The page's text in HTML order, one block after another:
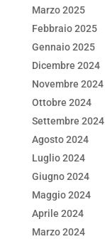
Marzo 2025
Febbraio 2025
Gennaio 2025
Dicembre 2024
Novembre 2024
Ottobre 2024
Settembre 2024
Agosto 2024
Luglio 2024
Giugno 2024
Maggio 2024
Aprile 2024
Marzo 2024